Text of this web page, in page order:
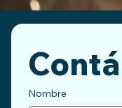
Nombre